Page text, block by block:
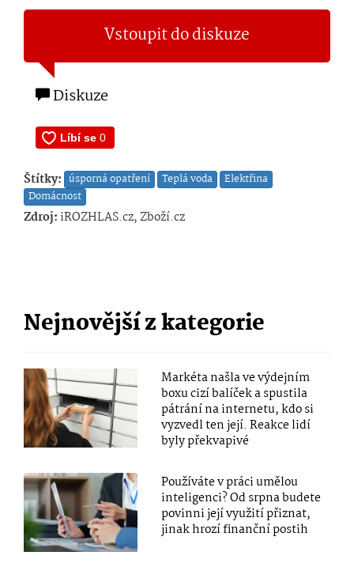
Vstoupit do diskuze
Diskuze
Štítky: úsporná opatření Teplá voda
Elektřina
Domácnost
Zdroj: iROZHLAS.cz, Zboží.cz
Nejnovější z kategorie
Markéta našla ve výdejním
boxu cizí balíček a spustila
pátrání na internetu, kdo si
vyzvedl ten její. Reakce lidí
byly překvapivé
Používáte v práci umělou
inteligenci? Od srpna budete
povinni její využití přiznat,
jinak hrozí finanční postih